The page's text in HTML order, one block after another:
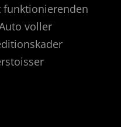
funktionierenden
voller